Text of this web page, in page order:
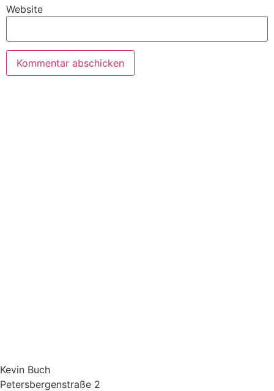
Website
Kevin Buch
Petersbergenstraße 2